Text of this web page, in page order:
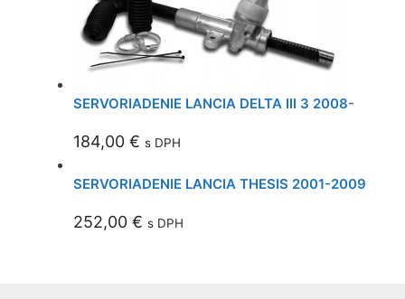
SERVORIADENIE LANCIA DELTA III 3 2008-
184,00 € s DPH
SERVORIADENIE LANCIA THESIS 2001-2009
252,00 € s DPH